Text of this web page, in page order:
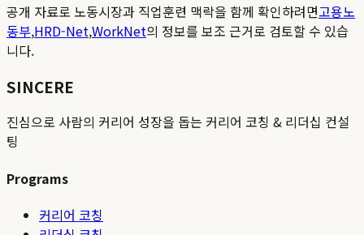
공개 자료로 노동시장과 직업훈련 맥락을 함께 확인하려면고용노
동부,HRD-Net,WorkNet의 정보를 보조 근거로 검토할 수 있습
니다.
SINCERE
진심으로 사람의 커리어 성장을 돕는 커리어 코칭 & 리더십 컨설
팅
Programs
커리어 코칭